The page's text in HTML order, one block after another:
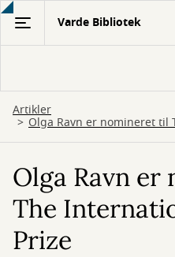
Gå
hovedindhold
Varde Bibliotek
Artikler
Olga Ravn er nomineret til
Olga Ravn
The
Prize